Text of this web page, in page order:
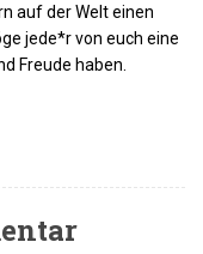
auf der Welt einen
jede*r von euch eine
Freude haben.